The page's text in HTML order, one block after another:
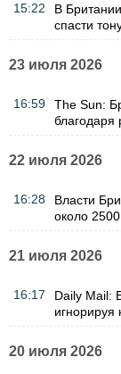
15:22
В
спасти
23 июля 2026
16:59
The Sun:
22 июля 2026
16:28
Власти
около
21 июля 2026
16:17
Daily Mail:
игнорируя
20 июля 2026